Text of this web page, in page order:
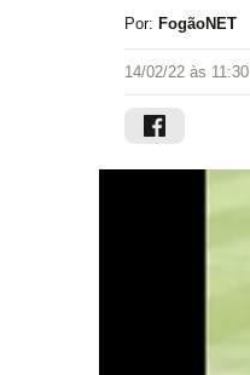
Por: FogãoNET
14/02/22 às 11:30